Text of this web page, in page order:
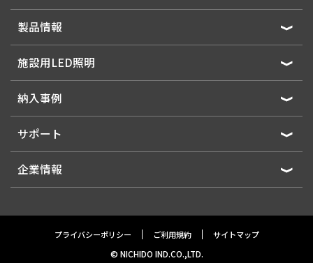
製品情報
施設用LED照明
納入事例
サポート
企業情報
プライバシーポリシー ご利用規約 サイトマップ
© NICHIDO IND.CO.,LTD.